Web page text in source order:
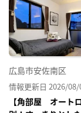
広島市安佐南区
情報更新日 2026/08/
【角部屋 オート